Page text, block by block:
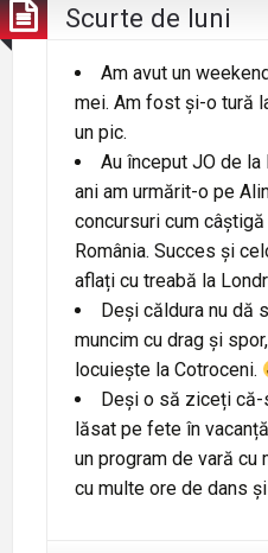
Scurte de luni
Am avut un
mei. Am fost și-o tură
un pic.
Au început JO de
ani am urmărit-o pe
concursuri cum
România. Succes și
aflați cu treabă la
Deși căldura nu dă
muncim cu drag și
locuiește la Cotroceni.
Deși o să ziceți
lăsat pe fete în
un program de vară cu
cu multe ore de dans